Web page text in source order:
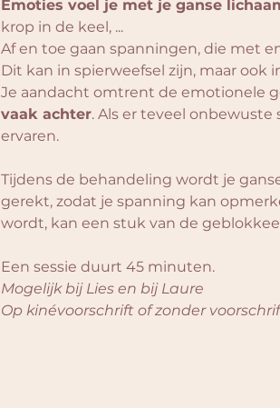
​Emoties voel je met je ganse
krop in de keel, ...
Af en toe gaan spanningen, die met
Dit kan in spierweefsel zijn, maar
Je aandacht omtrent de emotionele
vaak achter. Als er teveel
ervaren.
Tijdens de behandeling wordt je
gerekt, zodat je spanning kan
wordt, kan een stuk van de
Een sessie duurt 45 minuten.
Mogelijk bij Lies en bij Laure
Op kinévoorschrift of zonder